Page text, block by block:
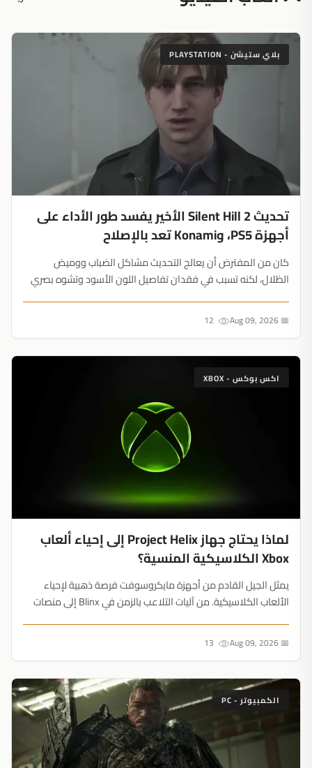
بلاي ستيشن - PLAYSTATION
تحديث Silent Hill 2 الأخير يفسد طور الأداء على
أجهزة PS5، وKonami تعد بالإصلاح
كان من المفترض أن يعالج التحديث مشاكل الضباب ووميض
الظلال، لكنه تسبب في فقدان تفاصيل اللون الأسود وتشوه بصري
📅 Aug 09, 2026
اكس بوكس - XBOX
لماذا يحتاج جهاز Project Helix إلى إحياء ألعاب
Xbox الكلاسيكية المنسية؟
يمثل الجيل القادم من أجهزة مايكروسوفت فرصة ذهبية لإحياء
الألعاب الكلاسيكية. من آليات التلاعب بالزمن في Blinx إلى منصات
الحصري الذي تحتاجه بشدة....📅 Aug 09, 2026
الكمبيوتر - PC